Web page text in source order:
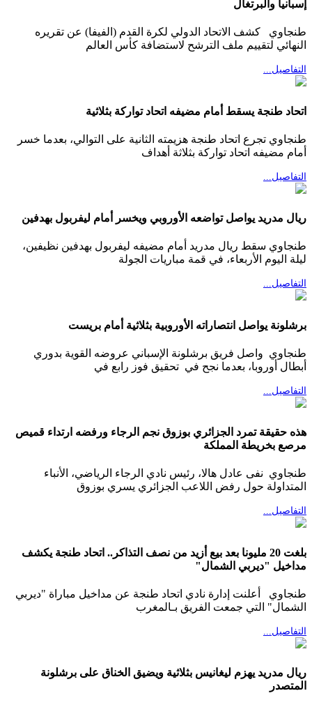
إسبانيا والبرتغال
طنجاوي كشف الاتحاد الدولي لكرة القدم (الفيفا) عن تقريره
النهائي لتقييم ملف الترشح لاستضافة كأس العالم
التفاصيل...
اتحاد طنجة يسقط أمام مضيفه اتحاد تواركة بثلاثية
طنجاوي تجرع اتحاد طنجة هزيمته الثانية على التوالي، بعدما خسر
أمام مضيفه اتحاد تواركة بثلاثة أهداف
التفاصيل...
ريال مدريد يواصل تواضعه الأوروبي ويخسر أمام ليفربول بهدفين
طنجاوي سقط ريال مدريد أمام مضيفه ليفربول بهدفين نظيفين،
ليلة اليوم الأربعاء، في قمة مباريات الجولة
التفاصيل...
برشلونة يواصل انتصاراته الأوروبية بثلاثية أمام بريست
طنجاوي واصل فريق برشلونة الإسباني عروضه القوية بدوري
أبطال أوروبا، بعدما نجح في تحقيق فوز رابع في
التفاصيل...
هذه حقيقة تمرد الجزائري بوزوق نجم الرجاء ورفضه ارتداء قميص
مرصع بخريطة المملكة
طنجاوي نفى عادل هالا، رئيس نادي الرجاء الرياضي، الأنباء
المتداولة حول رفض اللاعب الجزائري يسري بوزوق
التفاصيل...
بلغت 20 مليونا بعد بيع أزيد من نصف التذاكر.. اتحاد طنجة يكشف
مداخيل "ديربي الشمال"
طنجاوي أعلنت إدارة نادي اتحاد طنجة عن مداخيل مباراة "ديربي
الشمال" التي جمعت الفريق بـالمغرب
التفاصيل...
ريال مدريد يهزم ليغانيس بثلاثية ويضيق الخناق على برشلونة
المتصدر